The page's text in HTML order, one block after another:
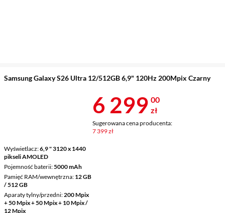
Samsung Galaxy S26 Ultra 12/512GB 6,9" 120Hz 200Mpix Czarny
Wyświetlacz 6,9 " 3120 x 1440
pikseli AMOLED
Pojemność baterii 5000 mAh
Pamięć RAM/wewnętrzna 12 GB
/ 512 GB
Aparaty tylny/przedni 200 Mpix
+ 50 Mpix + 50 Mpix + 10 Mpix /
12 Mpix
Cena 6 299 zł
6 299 00
zł
Sugerowana cena producenta:
7 399 zł